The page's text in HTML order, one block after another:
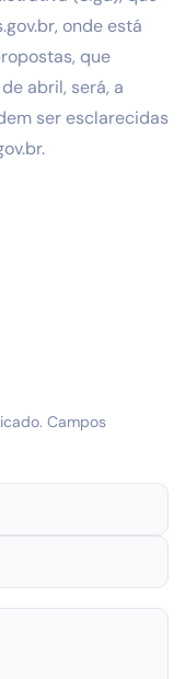
onde está
que
abril, será, a
ser esclarecidas
Campos